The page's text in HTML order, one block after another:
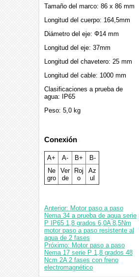
Tamaño del marco: 86 x 86 mm
Longitud del cuerpo: 164,5mm
Diámetro del eje: Φ14 mm
Longitud del eje: 37mm
Longitud del chavetero: 25 mm
Longitud del cable: 1000 mm
Clasificaciones a prueba de
agua: IP65
Peso: 5,0 kg
Conexión
A+ A- B+
B-
Ne
gro
Ver
de
Roj
o
Az
ul
Anterior: Motor paso a paso
Nema 34 a prueba de agua serie
P IP65 1,8 grados 6,0A 8,5Nm
motor paso a paso resistente al
agua de 2 fases
Próximo: Motor paso a paso
Nema 17 serie P 1,8 grados 48
Ncm 2A 2 fases con freno
electromagnético